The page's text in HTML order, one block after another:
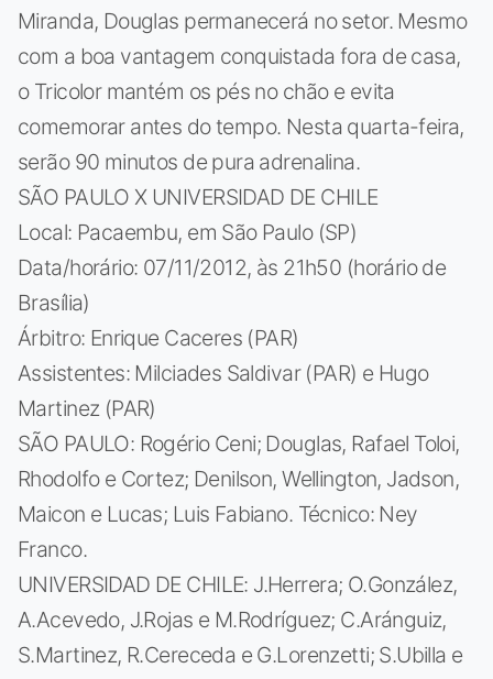
Miranda, Douglas permanecerá no setor. Mesmo
com a boa vantagem conquistada fora de casa,
o Tricolor mantém os pés no chão e evita
comemorar antes do tempo. Nesta quarta-feira,
serão 90 minutos de pura adrenalina.
SÃO PAULO X UNIVERSIDAD DE CHILE
Local: Pacaembu, em São Paulo (SP)
Data/horário: 07/11/2012, às 21h50 (horário de
Brasília)
Árbitro: Enrique Caceres (PAR)
Assistentes: Milciades Saldivar (PAR) e Hugo
Martinez (PAR)
SÃO PAULO: Rogério Ceni; Douglas, Rafael Toloi,
Rhodolfo e Cortez; Denilson, Wellington, Jadson,
Maicon e Lucas; Luis Fabiano. Técnico: Ney
Franco.
UNIVERSIDAD DE CHILE: J.Herrera; O.González,
A.Acevedo, J.Rojas e M.Rodríguez; C.Aránguiz,
S.Martinez, R.Cereceda e G.Lorenzetti; S.Ubilla e